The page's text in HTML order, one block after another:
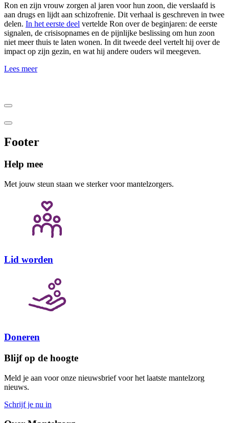
Ron en zijn vrouw zorgen al jaren voor hun zoon, die verslaafd is
aan drugs en lijdt aan schizofrenie. Dit verhaal is geschreven in twee
delen. In het eerste deel vertelde Ron over de beginjaren: de eerste
signalen, de crisisopnames en de pijnlijke beslissing om hun zoon
niet meer thuis te laten wonen. In dit tweede deel vertelt hij over de
impact op zijn gezin, en wat hij andere ouders wil meegeven.
Lees meer
Footer
Help mee
Met jouw steun staan we sterker voor mantelzorgers.
Lid worden
Doneren
Blijf op de hoogte
Meld je aan voor onze nieuwsbrief voor het laatste mantelzorg
nieuws.
Schrijf je nu in